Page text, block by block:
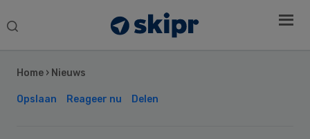
Search
Home › Nieuws
Opslaan Reageer nu Delen
Sidebar